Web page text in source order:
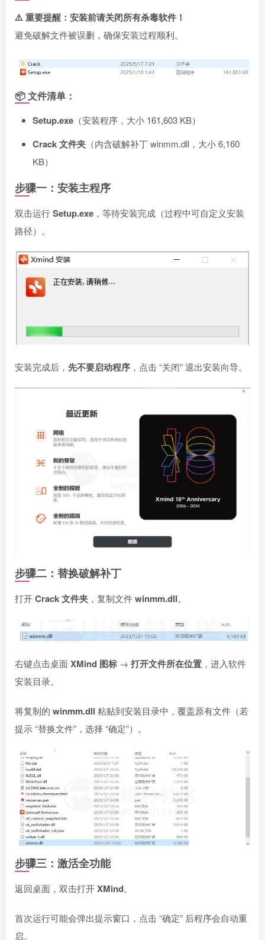
⚠️ 重要提醒：安装前请关闭所有杀毒软件！
避免破解文件被误删，确保安装过程顺利。
📦 文件清单：
Setup.exe （安装程序，大小 161,603 KB）
Crack 文件夹 （内含破解补丁 winmm.dll，大小 6,160
KB）
步骤一：安装主程序
双击运行Setup.exe ，等待安装完成（过程中可自定义安装
路径）。
安装完成后， 先不要启动程序 ，点击 “关闭” 退出安装向导。
步骤二：替换破解补丁
打开Crack 文件夹 ，复制文件winmm.dll。
右键点击桌面XMind 图标 → 打开文件所在位置 ，进入软件
安装目录。
将复制的 winmm.dll 粘贴到安装目录中，覆盖原有文件（若
提示 “替换文件”，选择 “确定”）。
步骤三：激活全功能
返回桌面，双击打开XMind。
首次运行可能会弹出提示窗口，点击 “确定” 后程序会自动重
启。